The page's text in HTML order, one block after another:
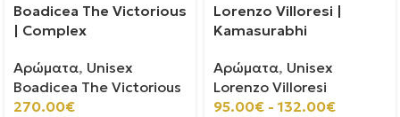
Boadicea The Victorious
| Complex
Αρώματα, Unisex
Boadicea The Victorious
270.00€
Lorenzo Villoresi |
Kamasurabhi
Αρώματα, Unisex
Lorenzo Villoresi
95.00€ - 132.00€